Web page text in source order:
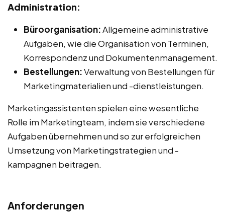
Administration:
Büroorganisation:Allgemeine administrative
Aufgaben, wie die Organisation von Terminen,
Korrespondenz und Dokumentenmanagement.
Bestellungen:Verwaltung von Bestellungen für
Marketingmaterialien und -dienstleistungen.
Marketingassistenten spielen eine wesentliche
Rolle im Marketingteam, indem sie verschiedene
Aufgaben übernehmen und so zur erfolgreichen
Umsetzung von Marketingstrategien und -
kampagnen beitragen.
Anforderungen